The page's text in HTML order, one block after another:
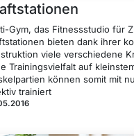
Gym, das Fitnessstudio für
bieten dank ihrer
viele verschiedene
Trainingsvielfalt auf
können somit mit
trainiert